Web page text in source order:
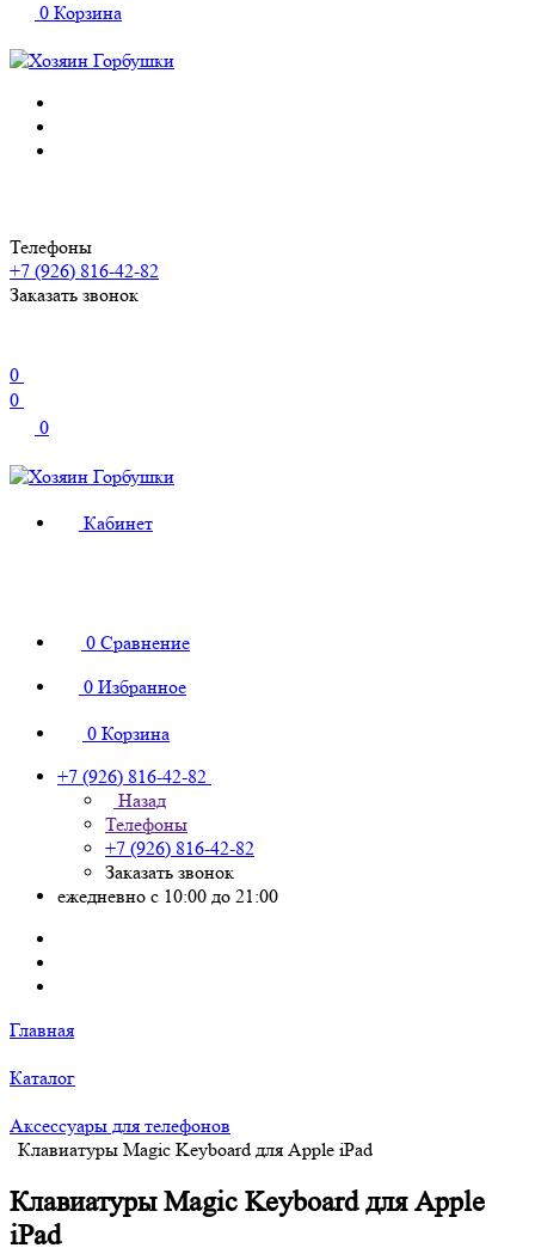
0 Корзина
Телефоны
+7 (926) 816-42-82
Заказать звонок
0
0
0
Кабинет
0 Сравнение
0 Избранное
0 Корзина
+7 (926) 816-42-82
Назад
Телефоны
+7 (926) 816-42-82
Заказать звонок
ежедневно с 10:00 до 21:00
Главная
Каталог
Аксессуары для телефонов
Клавиатуры Magic Keyboard для Apple iPad
Клавиатуры Magic Keyboard для Apple
iPad